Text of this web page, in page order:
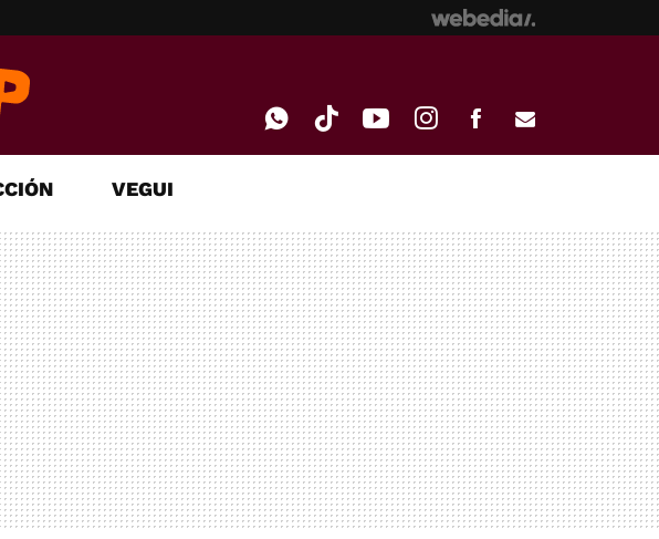
MAIL
VEGUI